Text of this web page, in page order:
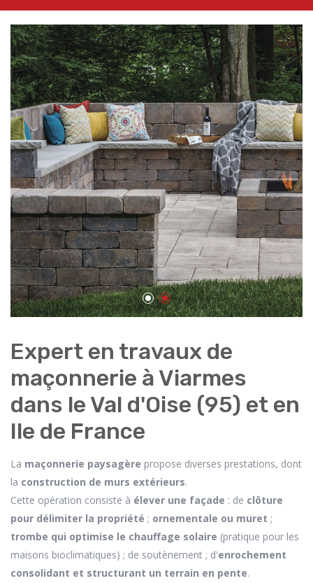
Expert en travaux de
maçonnerie à Viarmes
dans le Val d'Oise (95) et en
Ile de France
La maçonnerie paysagère propose diverses prestations, dont
la construction de murs extérieurs.
Cette opération consiste à élever une façade : de clôture
pour délimiter la propriété ; ornementale ou muret ;
trombe qui optimise le chauffage solaire (pratique pour les
maisons bioclimatiques) ; de soutènement ; d'enrochement
consolidant et structurant un terrain en pente.